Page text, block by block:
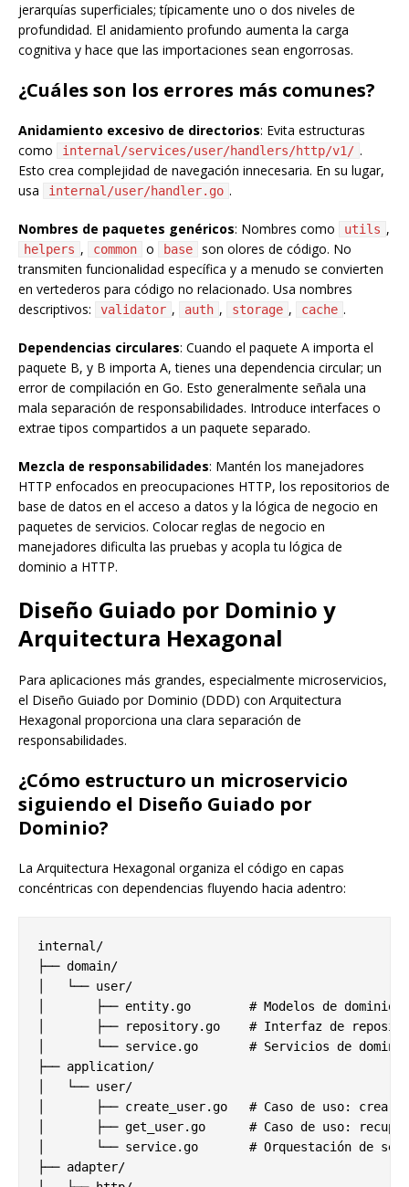
jerarquías superficiales; típicamente uno o dos niveles de
profundidad. El anidamiento profundo aumenta la carga
cognitiva y hace que las importaciones sean engorrosas.
¿Cuáles son los errores más comunes?
Anidamiento excesivo de directorios: Evita estructuras
como
internal/services/user/handlers/http/v1/ .
Esto crea complejidad de navegación innecesaria. En su lugar,
usa
internal/user/handler.go .
Nombres de paquetes genéricos: Nombres como utils ,
helpers , common o base
son olores de código. No
transmiten funcionalidad específica y a menudo se convierten
en vertederos para código no relacionado. Usa nombres
descriptivos:
validator , auth , storage , cache .
Dependencias circulares: Cuando el paquete A importa el
paquete B, y B importa A, tienes una dependencia circular; un
error de compilación en Go. Esto generalmente señala una
mala separación de responsabilidades. Introduce interfaces o
extrae tipos compartidos a un paquete separado.
Mezcla de responsabilidades: Mantén los manejadores
HTTP enfocados en preocupaciones HTTP, los repositorios de
base de datos en el acceso a datos y la lógica de negocio en
paquetes de servicios. Colocar reglas de negocio en
manejadores dificulta las pruebas y acopla tu lógica de
dominio a HTTP.
Diseño Guiado por Dominio y
Arquitectura Hexagonal
Para aplicaciones más grandes, especialmente microservicios,
el Diseño Guiado por Dominio (DDD) con Arquitectura
Hexagonal proporciona una clara separación de
responsabilidades.
¿Cómo estructuro un microservicio
siguiendo el Diseño Guiado por
Dominio?
La Arquitectura Hexagonal organiza el código en capas
concéntricas con dependencias fluyendo hacia adentro:
internal/
├── domain/
│   └── user/
│       ├── entity.go        # Modelos de dominio
│       ├── repository.go    # Interfaz de
│       └── service.go       # Servicios de dominio
├── application/
│   └── user/
│       ├── create_user.go   # Caso de uso: crear
│       ├── get_user.go      # Caso de uso:
│       └── service.go       # Orquestación de
├── adapter/